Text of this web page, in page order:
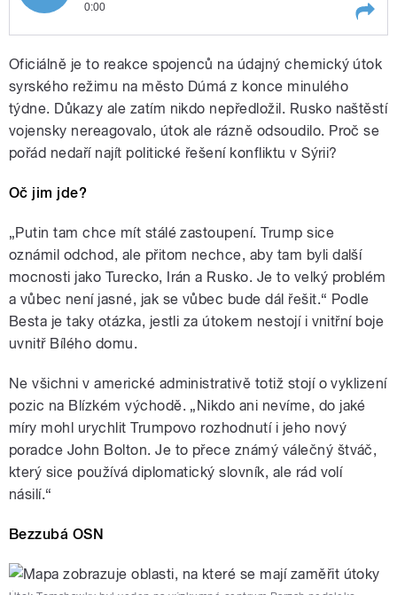
pause
0:00
spojenců USA, Francie a Velké
Británie na Sýrii. Kdy budeme
mít doma novou vládu?
Facebook je skvělým místem
pro špionážní služby celého
světa. Vzpomínka na Miloše
Oficiálně je to reakce spojenců na údajný chemický útok
syrského režimu na město Dúmá z konce minulého
týdne. Důkazy ale zatím nikdo nepředložil. Rusko naštěstí
vojensky nereagovalo, útok ale rázně odsoudilo. Proč se
pořád nedaří najít politické řešení konfliktu v Sýrii?
Oč jim jde?
„Putin tam chce mít stálé zastoupení. Trump sice
oznámil odchod, ale přitom nechce, aby tam byli další
mocnosti jako Turecko, Irán a Rusko. Je to velký problém
a vůbec není jasné, jak se vůbec bude dál řešit.“ Podle
Besta je taky otázka, jestli za útokem nestojí i vnitřní boje
uvnitř Bílého domu.
Ne všichni v americké administrativě totiž stojí o vyklizení
pozic na Blízkém východě. „Nikdo ani nevíme, do jaké
míry mohl urychlit Trumpovo rozhodnutí i jeho nový
poradce John Bolton. Je to přece známý válečný štváč,
který sice používá diplomatický slovník, ale rád volí
násilí.“
Bezzubá OSN